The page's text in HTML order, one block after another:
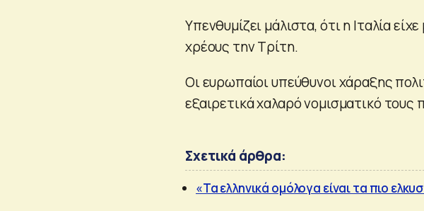
Υπενθυμίζει μάλιστα, ότι η Ιταλία
χρέους την Τρίτη.
Οι ευρωπαίοι υπεύθυνοι χάραξης
εξαιρετικά χαλαρό νομισματικό τους
Σχετικά άρθρα:
«Τα ελληνικά ομόλογα είναι τα πιο